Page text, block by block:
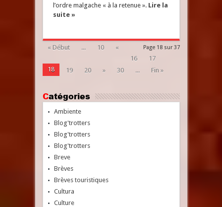
l’ordre malgache « à la retenue ». Lire la
suite »
Page 18 sur 37
« Début ... 10
«
16
17
18
19 20 » 30 ... Fin »
Catégories
Ambiente
Blog'trotters
Blog'trotters
Blog'trotters
Breve
Brèves
Brèves touristiques
Cultura
Culture